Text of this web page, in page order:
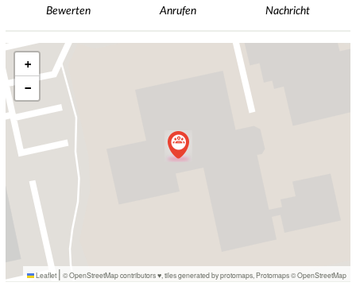
Bewerten Anrufen Nachricht
+
−
Leaflet | © OpenStreetMap contributors ♥, tiles generated by protomaps Protomaps©OpenStreetMap